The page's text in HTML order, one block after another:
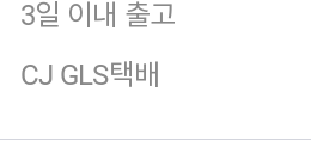
3일 이내 출고
CJ GLS택배